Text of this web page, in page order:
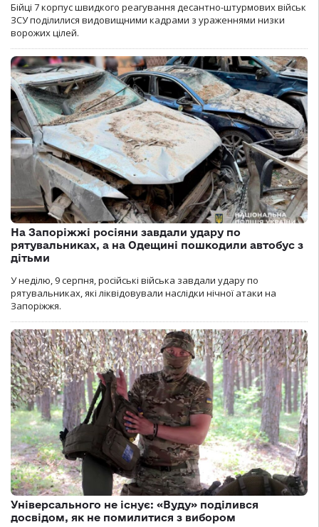
Бійці 7 корпус швидкого реагування десантно-штурмових військ
ЗСУ поділилися видовищними кадрами з ураженнями низки
ворожих цілей.
На Запоріжжі росіяни завдали удару по
рятувальниках, а на Одещині пошкодили автобус з
дітьми
У неділю, 9 серпня, російські війська завдали удару по
рятувальниках, які ліквідовували наслідки нічної атаки на
Запоріжжя.
Універсального не існує: «Вуду» поділився
досвідом, як не помилитися з вибором